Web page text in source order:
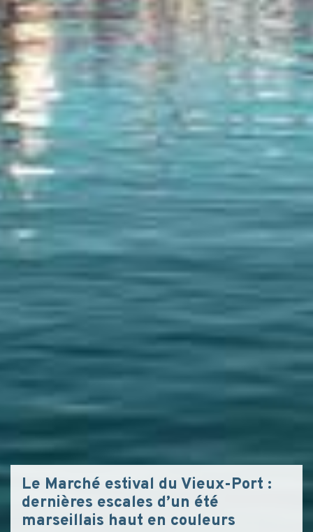
Le Marché estival du Vieux-Port :
dernières escales d’un été
marseillais haut en couleurs